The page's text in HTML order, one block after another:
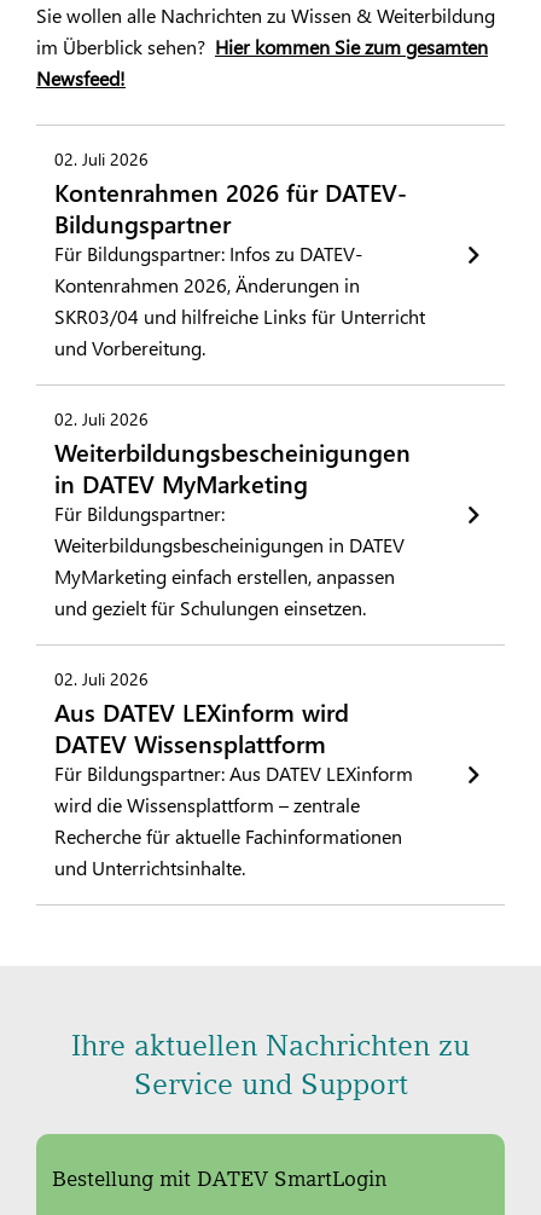
Sie wollen alle Nachrichten zu Wissen & Weiterbildung
im Überblick sehen? Hier kommen Sie zum gesamten
Newsfeed!
02. Juli 2026
Kontenrahmen 2026 für DATEV-
Bildungspartner
Für Bildungspartner: Infos zu DATEV-
Kontenrahmen 2026, Änderungen in
SKR03/04 und hilfreiche Links für Unterricht
und Vorbereitung.
02. Juli 2026
Weiterbildungsbescheinigungen
in DATEV MyMarketing
Für Bildungspartner:
Weiterbildungsbescheinigungen in DATEV
MyMarketing einfach erstellen, anpassen
und gezielt für Schulungen einsetzen.
02. Juli 2026
Aus DATEV LEXinform wird
DATEV Wissensplattform
Für Bildungspartner: Aus DATEV LEXinform
wird die Wissensplattform – zentrale
Recherche für aktuelle Fachinformationen
und Unterrichtsinhalte.
Ihre aktuellen Nachrichten zu
Service und Support
Bestellung mit DATEV SmartLogin